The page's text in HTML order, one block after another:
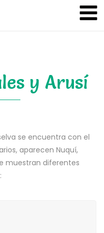
y Arusí
se encuentra con el
aparecen Nuquí,
muestran diferentes